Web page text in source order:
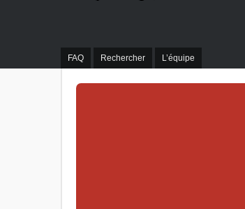
FAQ Rechercher L’équipe